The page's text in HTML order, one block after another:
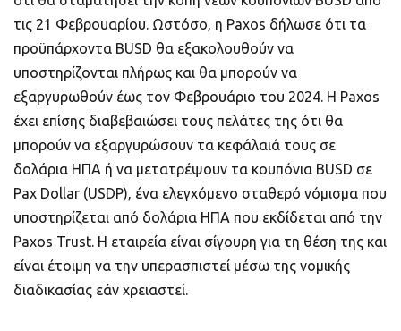
τις 21 Φεβρουαρίου. Ωστόσο, η Paxos δήλωσε ότι τα
προϋπάρχοντα BUSD θα εξακολουθούν να
υποστηρίζονται πλήρως και θα μπορούν να
εξαργυρωθούν έως τον Φεβρουάριο του 2024. Η Paxos
έχει επίσης διαβεβαιώσει τους πελάτες της ότι θα
μπορούν να εξαργυρώσουν τα κεφάλαιά τους σε
δολάρια ΗΠΑ ή να μετατρέψουν τα κουπόνια BUSD σε
Pax Dollar (USDP), ένα ελεγχόμενο σταθερό νόμισμα που
υποστηρίζεται από δολάρια ΗΠΑ που εκδίδεται από την
Paxos Trust. Η εταιρεία είναι σίγουρη για τη θέση της και
είναι έτοιμη να την υπερασπιστεί μέσω της νομικής
διαδικασίας εάν χρειαστεί.